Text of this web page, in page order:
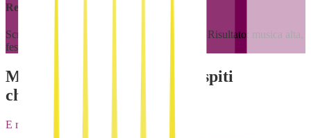
Regole ignorate
Scrivi un messaggio lungo. L'ospite lo scorre. Risultato: musica alta,
festa improvvisata, una recensione da 3 stelle.
Mostra tutto ciò che i tuoi ospiti
chiedono: in un unico posto
E riduci dispute e domande dell'80%